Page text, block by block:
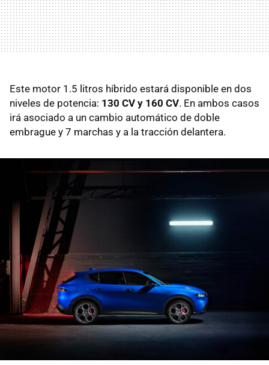
Este motor 1.5 litros híbrido estará disponible en dos
niveles de potencia: 130 CV y 160 CV. En ambos casos
irá asociado a un cambio automático de doble
embrague y 7 marchas y a la tracción delantera.